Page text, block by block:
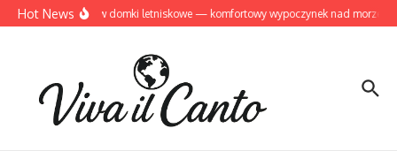
Przejdź do treści
Hot NewsDziwnów domki letniskowe — komfortowy wypoczynek nad morzem